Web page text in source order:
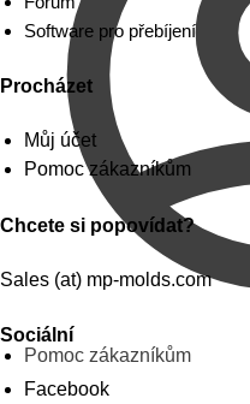
Pomoc zákazníkům
Software pro přebíjení
Procházet
Můj účet
Pomoc zákazníkům
Chcete si popovídat?
Sales (at) mp-molds.com
Sociální
Facebook